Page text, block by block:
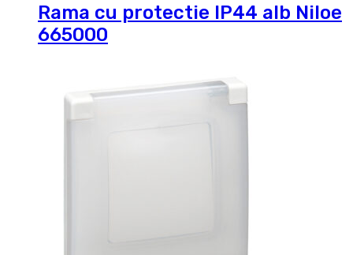
Rama cu protectie IP44 alb Niloe
665000